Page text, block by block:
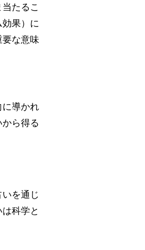
たるこ
果）に
な意味
導かれ
ら得る
を通じ
科学と